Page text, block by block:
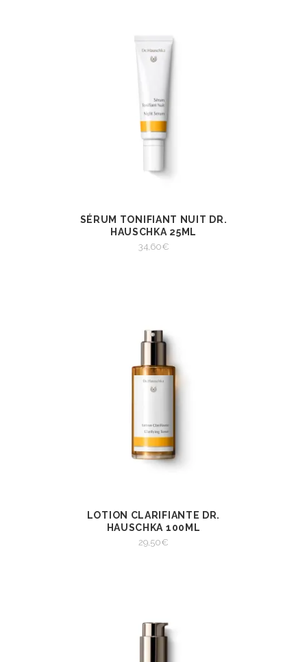
VIEW
AJOUTER AU
SÉRUM TONIFIANT NUIT DR.
HAUSCHKA 25ML
34,60€
VIEW
AJOUTER AU
PANIER
LOTION CLARIFIANTE DR.
HAUSCHKA 100ML
29,50€